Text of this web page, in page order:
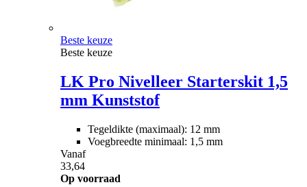
Beste keuze
Beste keuze
LK Pro Nivelleer Starterskit 1,5
mm Kunststof
Tegeldikte (maximaal): 12 mm
Voegbreedte minimaal: 1,5 mm
Vanaf
33,64
Op voorraad